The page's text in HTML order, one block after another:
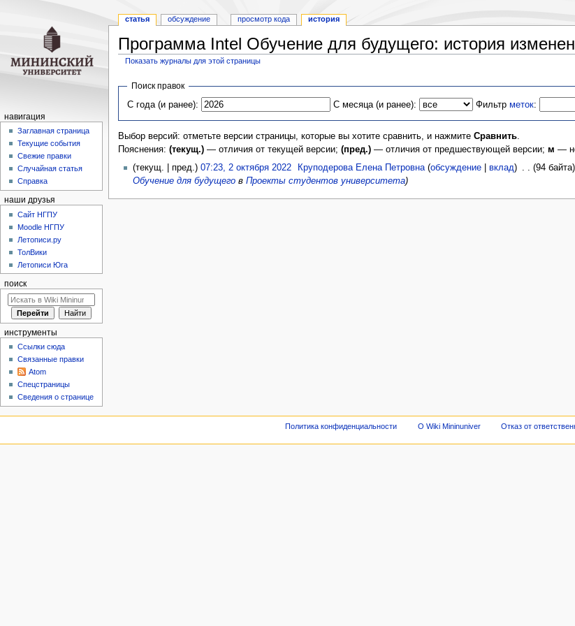
Программа Intel Обучение для будущего: история
Показать журналы для этой страницы
Перейти
навигации
Перейти
поиску
Поиск правок
С года (и ранее):
С месяца (и ранее): Фильтрметок:
Выбор версий: отметьте версии страницы, которые вы хотите сравнить, и нажмите Сравнить.
Пояснения: (текущ.)— отличия от текущей версии; (пред.)— отличия от предшествующей версии; м —
(текущ. | пред.) 07:23, 2 октября 2022‎ Круподерова Елена Петровна (обсуждение |вклад) . . (94 байта)
Обучение для будущегов Проекты студентов университета)
статья обсуждение просмотр кода история
навигация
Заглавная страница
Текущие события
Свежие правки
Случайная статья
Справка
наши друзья
Cайт НГПУ
Moodle НГПУ
Летописи.ру
ТолВики
Летописи Юга
поиск
инструменты
Ссылки сюда
Связанные правки
Atom
Спецстраницы
Сведения о странице
Политика конфиденциальности О Wiki Mininuniver Отказ от